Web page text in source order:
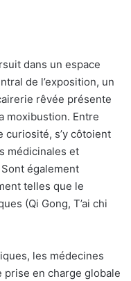
dans un espace
de l’exposition, un
rêvée présente
moxibustion. Entre
curiosité, s’y côtoient
médicinales et
également
telles que le
(Qi Gong, T’ai chi
les médecines
en charge globale